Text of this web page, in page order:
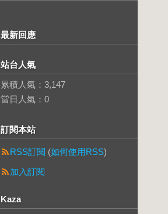
最新回應
站台人氣
累積人氣： 3,147
當日人氣： 0
訂閱本站
RSS訂閱 (如何使用RSS)
加入訂閱
Kaza